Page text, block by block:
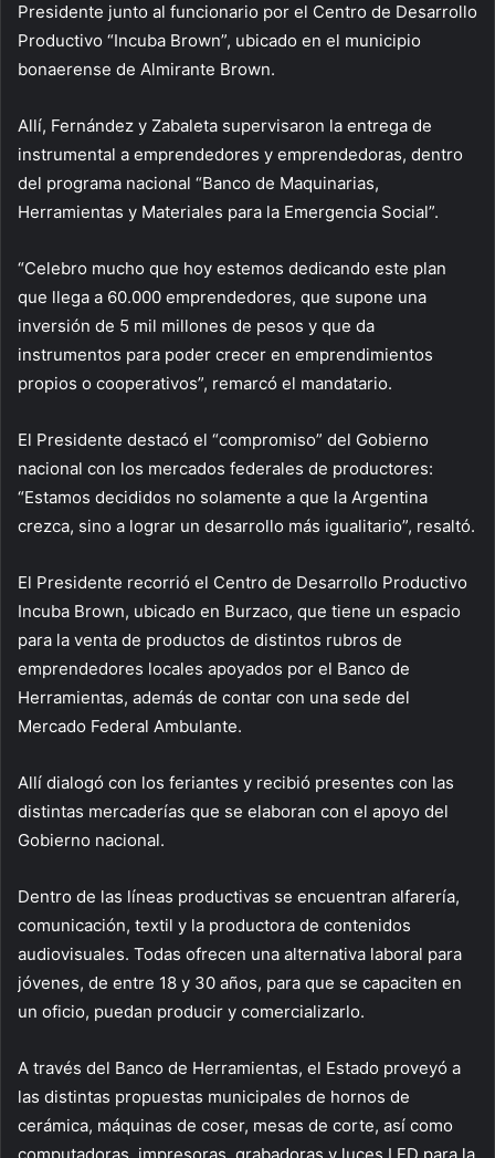
Presidente junto al funcionario por el Centro de Desarrollo
Productivo “Incuba Brown”, ubicado en el municipio
bonaerense de Almirante Brown.
Allí, Fernández y Zabaleta supervisaron la entrega de
instrumental a emprendedores y emprendedoras, dentro
del programa nacional “Banco de Maquinarias,
Herramientas y Materiales para la Emergencia Social”.
“Celebro mucho que hoy estemos dedicando este plan
que llega a 60.000 emprendedores, que supone una
inversión de 5 mil millones de pesos y que da
instrumentos para poder crecer en emprendimientos
propios o cooperativos”, remarcó el mandatario.
El Presidente destacó el “compromiso” del Gobierno
nacional con los mercados federales de productores:
“Estamos decididos no solamente a que la Argentina
crezca, sino a lograr un desarrollo más igualitario”, resaltó.
El Presidente recorrió el Centro de Desarrollo Productivo
Incuba Brown, ubicado en Burzaco, que tiene un espacio
para la venta de productos de distintos rubros de
emprendedores locales apoyados por el Banco de
Herramientas, además de contar con una sede del
Mercado Federal Ambulante.
Allí dialogó con los feriantes y recibió presentes con las
distintas mercaderías que se elaboran con el apoyo del
Gobierno nacional.
Dentro de las líneas productivas se encuentran alfarería,
comunicación, textil y la productora de contenidos
audiovisuales. Todas ofrecen una alternativa laboral para
jóvenes, de entre 18 y 30 años, para que se capaciten en
un oficio, puedan producir y comercializarlo.
A través del Banco de Herramientas, el Estado proveyó a
las distintas propuestas municipales de hornos de
cerámica, máquinas de coser, mesas de corte, así como